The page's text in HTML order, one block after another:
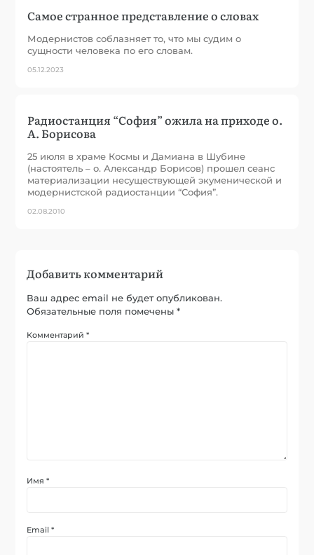
Самое странное представление о словах
Модернистов соблазняет то, что мы судим о
сущности человека по его словам.
05.12.2023
Радиостанция “София” ожила на приходе о.
А. Борисова
25 июля в храме Космы и Дамиана в Шубине
(настоятель – о. Александр Борисов) прошел сеанс
материализации несуществующей экуменической и
модернистской радиостанции “София”.
02.08.2010
Добавить комментарий
Ваш адрес email не будет опубликован.
Обязательные поля помечены*
Комментарий*
Имя*
Email*